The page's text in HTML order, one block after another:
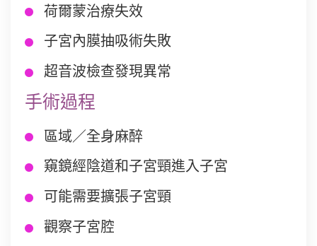
荷爾蒙治療失效
子宮內膜抽吸術失敗
超音波檢查發現異常
手術過程
區域／全身麻醉
窺鏡經陰道和子宮頸進入子宮
可能需要擴張子宮頸
觀察子宮腔